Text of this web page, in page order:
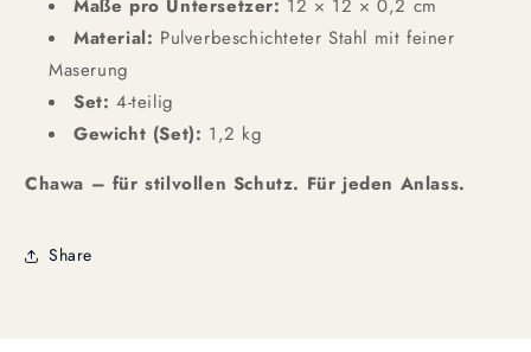
Maße pro Untersetzer: 12 × 12 × 0,2 cm
Material: Pulverbeschichteter Stahl mit feiner
Maserung
Set: 4-teilig
Gewicht (Set): 1,2 kg
Chawa – für stilvollen Schutz. Für jeden Anlass.
Share